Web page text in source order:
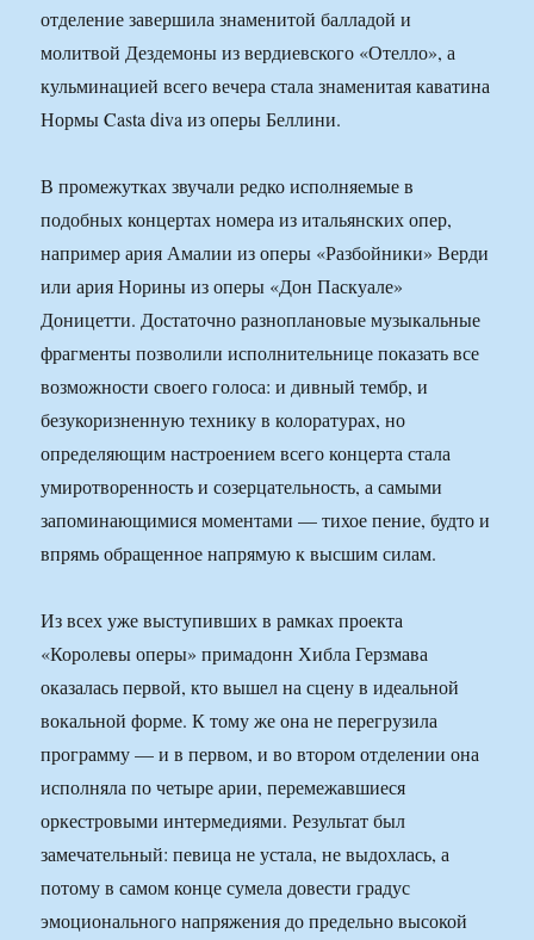
отделение завершила знаменитой балладой и
молитвой Дездемоны из вердиевского «Отелло», а
кульминацией всего вечера стала знаменитая каватина
Нормы Casta diva из оперы Беллини.
В промежутках звучали редко исполняемые в
подобных концертах номера из итальянских опер,
например ария Амалии из оперы «Разбойники» Верди
или ария Норины из оперы «Дон Паскуале»
Доницетти. Достаточно разноплановые музыкальные
фрагменты позволили исполнительнице показать все
возможности своего голоса: и дивный тембр, и
безукоризненную технику в колоратурах, но
определяющим настроением всего концерта стала
умиротворенность и созерцательность, а самыми
запоминающимися моментами — тихое пение, будто и
впрямь обращенное напрямую к высшим силам.
Из всех уже выступивших в рамках проекта
«Королевы оперы» примадонн Хибла Герзмава
оказалась первой, кто вышел на сцену в идеальной
вокальной форме. К тому же она не перегрузила
программу — и в первом, и во втором отделении она
исполняла по четыре арии, перемежавшиеся
оркестровыми интермедиями. Результат был
замечательный: певица не устала, не выдохлась, а
потому в самом конце сумела довести градус
эмоционального напряжения до предельно высокой